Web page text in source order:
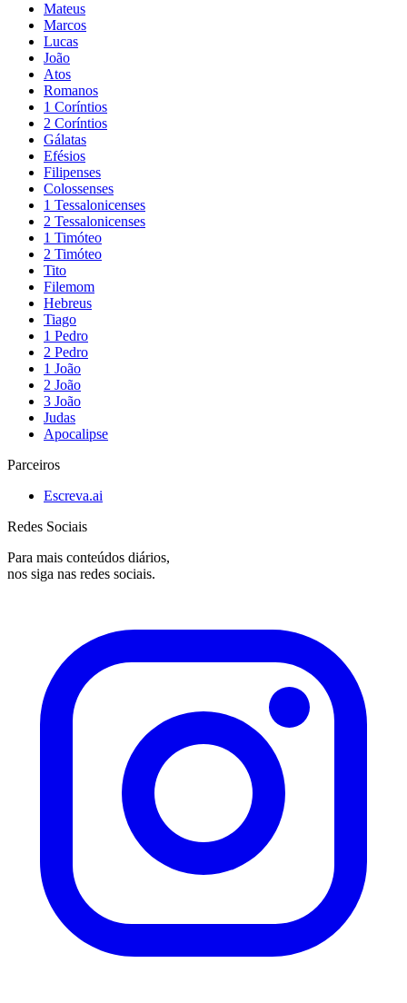
Mateus
Marcos
Lucas
João
Atos
Romanos
1 Coríntios
2 Coríntios
Gálatas
Efésios
Filipenses
Colossenses
1 Tessalonicenses
2 Tessalonicenses
1 Timóteo
2 Timóteo
Tito
Filemom
Hebreus
Tiago
1 Pedro
2 Pedro
1 João
2 João
3 João
Judas
Apocalipse
Parceiros
Escreva.ai
Redes Sociais
Para mais conteúdos diários,
nos siga nas redes sociais.